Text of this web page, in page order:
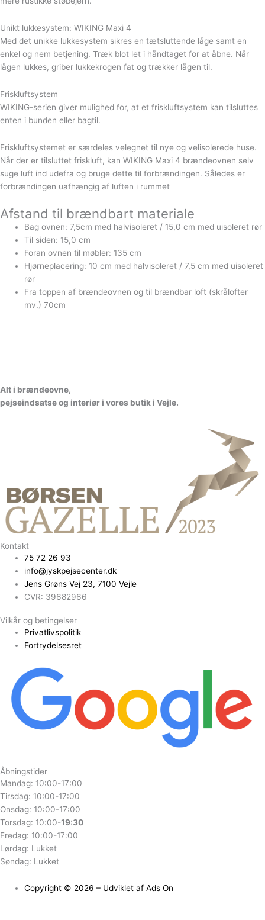
Unikt lukkesystem: WIKING Maxi 4
Med det unikke lukkesystem sikres en tætsluttende låge samt en
enkel og nem betjening. Træk blot let i håndtaget for at åbne. Når
lågen lukkes, griber lukkekrogen fat og trækker lågen til.
Friskluftsystem
WIKING-serien giver mulighed for, at et friskluftsystem kan tilsluttes
enten i bunden eller bagtil.
Friskluftsystemet er særdeles velegnet til nye og velisolerede huse.
Når der er tilsluttet friskluft, kan WIKING Maxi 4 brændeovnen selv
suge luft ind udefra og bruge dette til forbrændingen. Således er
forbrændingen uafhængig af luften i rummet
Afstand til brændbart materiale
Bag ovnen: 7,5cm med halvisoleret / 15,0 cm med uisoleret rør
Til siden: 15,0 cm
Foran ovnen til møbler: 135 cm
Hjørneplacering: 10 cm med halvisoleret / 7,5 cm med uisoleret
rør
Fra toppen af brændeovnen og til brændbar loft (skrålofter
mv.) 70cm
Alt i brændeovne,
pejseindsatseog interiør i vores butik i Vejle.
Kontakt
75 72 26 93
info@jyskpejsecenter.dk
Jens Grøns Vej 23, 7100 Vejle
CVR: 39682966
Vilkår og betingelser
Privatlivspolitik
Fortrydelsesret
Åbningstider
Mandag: 10:00-17:00
Tirsdag: 10:00-17:00
Onsdag: 10:00-17:00
Torsdag: 10:00-19:30
Fredag: 10:00-17:00
Lørdag: Lukket
Søndag: Lukket
Copyright © 2026 – Udviklet af Ads On